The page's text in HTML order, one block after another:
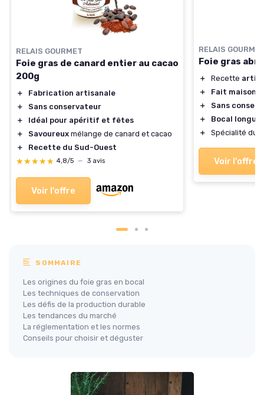
RELAIS GOURMET
Foie gras de canard entier au cacao
200g
＋
Fabrication artisanale
＋
Sans conservateur
＋
Idéal pour apéritif et fêtes
＋
Savoureux mélange de canard et cacao
＋
Recette du Sud-Ouest
★★★★★
★★★★★ 4,8/5 — 3 avis
Voir l'offre
RELAIS
Foie gras
＋ Recette
＋
Fait maison
＋
Sans
＋
Bocal
＋
Spécialité du
Voir l'offre
SOMMAIRE
Les origines du foie gras en bocal
Les techniques de conservation
Les défis de la production durable
Les tendances du marché
La réglementation et les normes
Conseils pour choisir et déguster